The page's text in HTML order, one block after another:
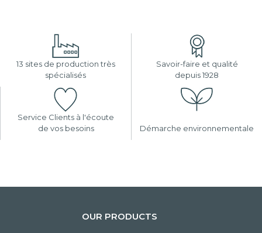
13 sites de production très
spécialisés
Savoir-faire et qualité
depuis 1928
Service Clients à l'écoute
de vos besoins
Démarche environnementale
OUR PRODUCTS